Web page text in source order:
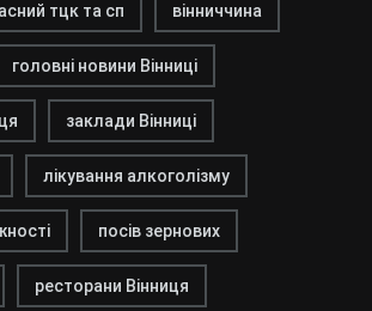
тцк та сп вінниччина
головні новини Вінниці
заклади Вінниці
лікування алкоголізму
посів зернових
ресторани Вінниця